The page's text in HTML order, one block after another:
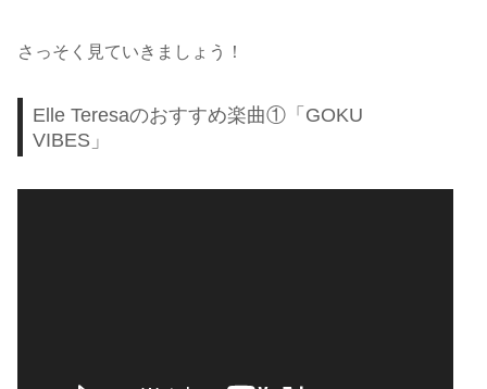
さっそく見ていきましょう！
Elle Teresaのおすすめ楽曲①「GOKU
VIBES」